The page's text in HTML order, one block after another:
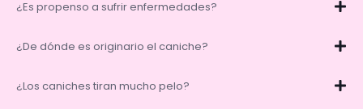
¿Es propenso a sufrir enfermedades?
¿De dónde es originario el caniche?
¿Los caniches tiran mucho pelo?